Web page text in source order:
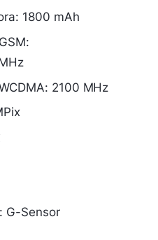
1800 mAh
2100 MHz
G-Sensor